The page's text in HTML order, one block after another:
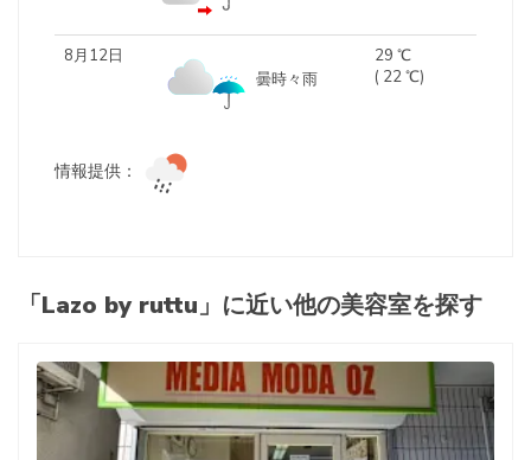
8月12日
曇時々雨
29 ℃
( 22 ℃)
情報提供：
「Lazo by ruttu」に近い他の美容室を探す